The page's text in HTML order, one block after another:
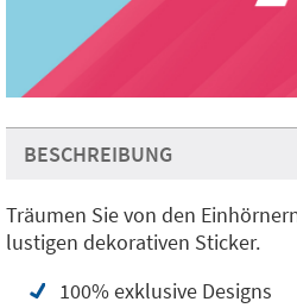
BESCHREIBUNG
Träumen Sie von den
lustigen dekorativen Sticker.
100% exklusive Designs